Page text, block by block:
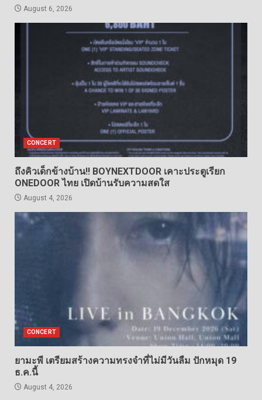
August 6, 2026
CONCERT
ถึงคิวเด็กข้างบ้าน!! BOYNEXTDOOR เคาะประตูเรียก
ONEDOOR ไทย เปิดบ้านรับความสดใส
August 4, 2026
CONCERT
ยามะพี เตรียมสร้างความทรงจำที่ไม่มีวันลืม ปักหมุด 19
ธ.ค.นี้
August 4, 2026